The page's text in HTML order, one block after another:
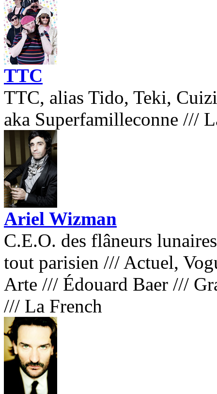
TTC
TTC, alias Tido, Teki,
aka Superfamilleconne ///
Ariel Wizman
C.E.O. des flâneurs
tout parisien /// Actuel,
Arte /// Édouard Baer ///
/// La French